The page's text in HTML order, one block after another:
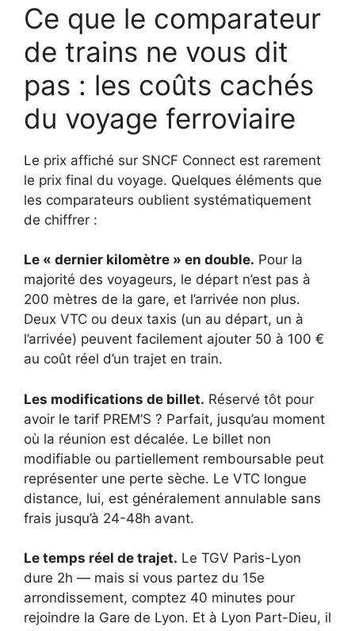
Ce que le comparateur
de trains ne vous dit
pas : les coûts cachés
du voyage ferroviaire
Le prix affiché sur SNCF Connect est rarement
le prix final du voyage. Quelques éléments que
les comparateurs oublient systématiquement
de chiffrer :
Le « dernier kilomètre » en double. Pour la
majorité des voyageurs, le départ n’est pas à
200 mètres de la gare, et l’arrivée non plus.
Deux VTC ou deux taxis (un au départ, un à
l’arrivée) peuvent facilement ajouter 50 à 100 €
au coût réel d’un trajet en train.
Les modifications de billet. Réservé tôt pour
avoir le tarif PREM’S ? Parfait, jusqu’au moment
où la réunion est décalée. Le billet non
modifiable ou partiellement remboursable peut
représenter une perte sèche. Le VTC longue
distance, lui, est généralement annulable sans
frais jusqu’à 24-48h avant.
Le temps réel de trajet. Le TGV Paris-Lyon
dure 2h — mais si vous partez du 15e
arrondissement, comptez 40 minutes pour
rejoindre la Gare de Lyon. Et à Lyon Part-Dieu, il